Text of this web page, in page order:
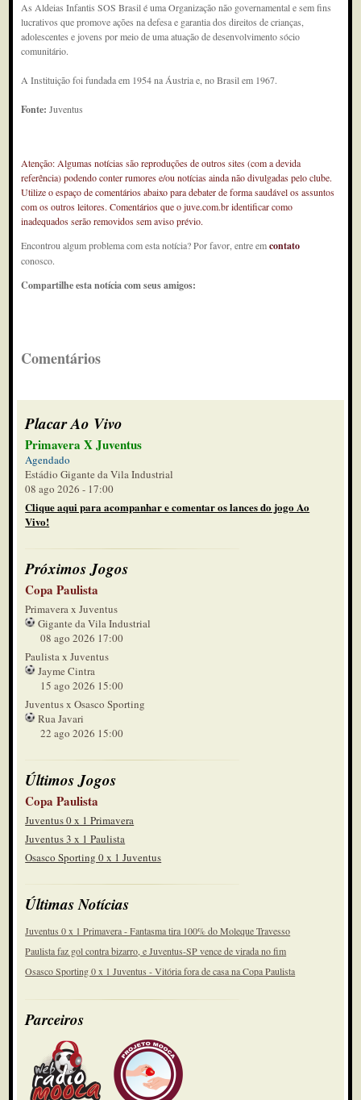
As Aldeias Infantis SOS Brasil é uma Organização não governamental e sem fins
lucrativos que promove ações na defesa e garantia dos direitos de crianças,
adolescentes e jovens por meio de uma atuação de desenvolvimento sócio
comunitário.
A Instituição foi fundada em 1954 na Áustria e, no Brasil em 1967.
Fonte:Juventus
Atenção: Algumas notícias são reproduções de outros sites (com a devida
referência) podendo conter rumores e/ou notícias ainda não divulgadas pelo clube.
Utilize o espaço de comentários abaixo para debater de forma saudável os assuntos
com os outros leitores. Comentários que o juve.com.br identificar como
inadequados serão removidos sem aviso prévio.
Encontrou algum problema com esta notícia? Por favor, entre emcontato
conosco.
Compartilhe esta notícia com seus amigos:
Comentários
Placar Ao Vivo
Primavera X Juventus
Agendado
Estádio Gigante da Vila Industrial
08 ago 2026 - 17:00
Clique aqui para acompanhar e comentar os lances do jogo Ao
Vivo!
Próximos Jogos
Copa Paulista
Primavera x Juventus
Gigante da Vila Industrial
08 ago 2026 17:00
Paulista x Juventus
Jayme Cintra
15 ago 2026 15:00
Juventus x Osasco Sporting
Rua Javari
22 ago 2026 15:00
Últimos Jogos
Copa Paulista
Juventus 0 x 1 Primavera
Juventus 3 x 1 Paulista
Osasco Sporting 0 x 1 Juventus
Últimas Notícias
Juventus 0 x 1 Primavera - Fantasma tira 100% do Moleque Travesso
Paulista faz gol contra bizarro, e Juventus-SP vence de virada no fim
Osasco Sporting 0 x 1 Juventus - Vitória fora de casa na Copa Paulista
Parceiros